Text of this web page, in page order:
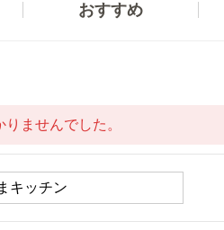
おすすめ
ませんでした。